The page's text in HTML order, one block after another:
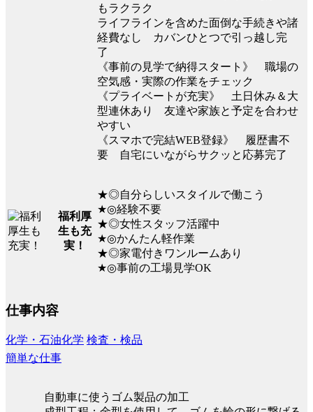
もラクラク
ライフラインを含めた面倒な手続きや諸
経費なし カバンひとつで引っ越し完
了
《事前の見学で納得スタート》 職場の
空気感・実際の作業をチェック
《プライベートが充実》 土日休み＆大
型連休あり 友達や家族と予定を合わせ
やすい
《スマホで完結WEB登録》 履歴書不
要 自宅にいながらサクッと応募完了
福利厚
生も充
実！
★◎自分らしいスタイルで働こう
★◎経験不要
★◎女性スタッフ活躍中
★◎かんたん軽作業
★◎家電付きワンルームあり
★◎事前の工場見学OK
仕事内容
化学・石油化学 検査・検品
簡単な仕事
自動車に使うゴム製品の加工